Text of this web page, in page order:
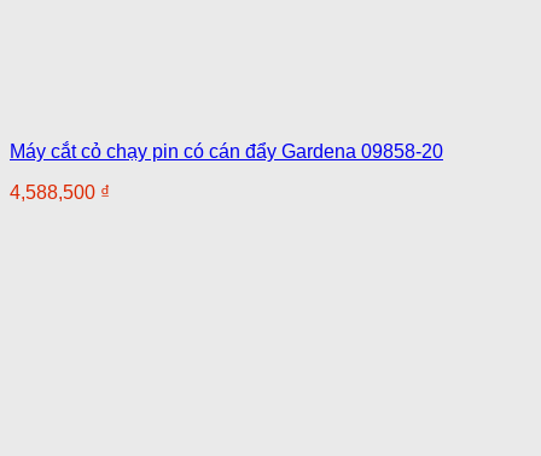
Máy cắt cỏ chạy pin có cán đẩy Gardena 09858-20
4,588,500 ₫